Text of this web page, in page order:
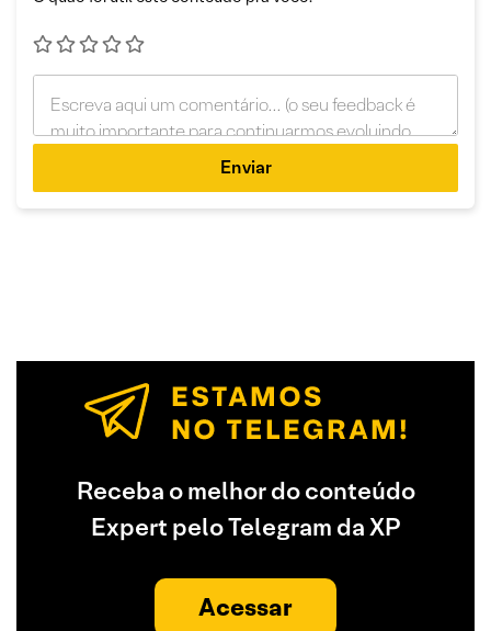
Enviar
Receba o melhor do conteúdo
Expert pelo Telegram da XP
Acessar